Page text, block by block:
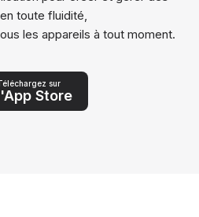
toute fluidité,
les appareils à tout moment.
sur
Store